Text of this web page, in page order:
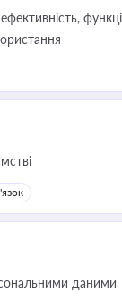
даними